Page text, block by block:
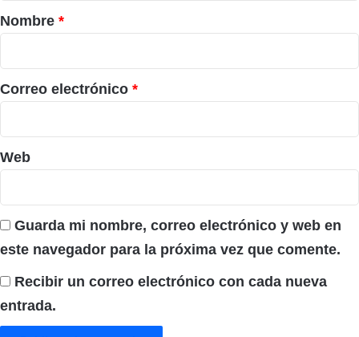
r
i
o
*
Nombre *
Correo electrónico *
Web
Guarda mi nombre, correo electrónico y web en
este navegador para la próxima vez que comente.
Recibir un correo electrónico con cada nueva
entrada.